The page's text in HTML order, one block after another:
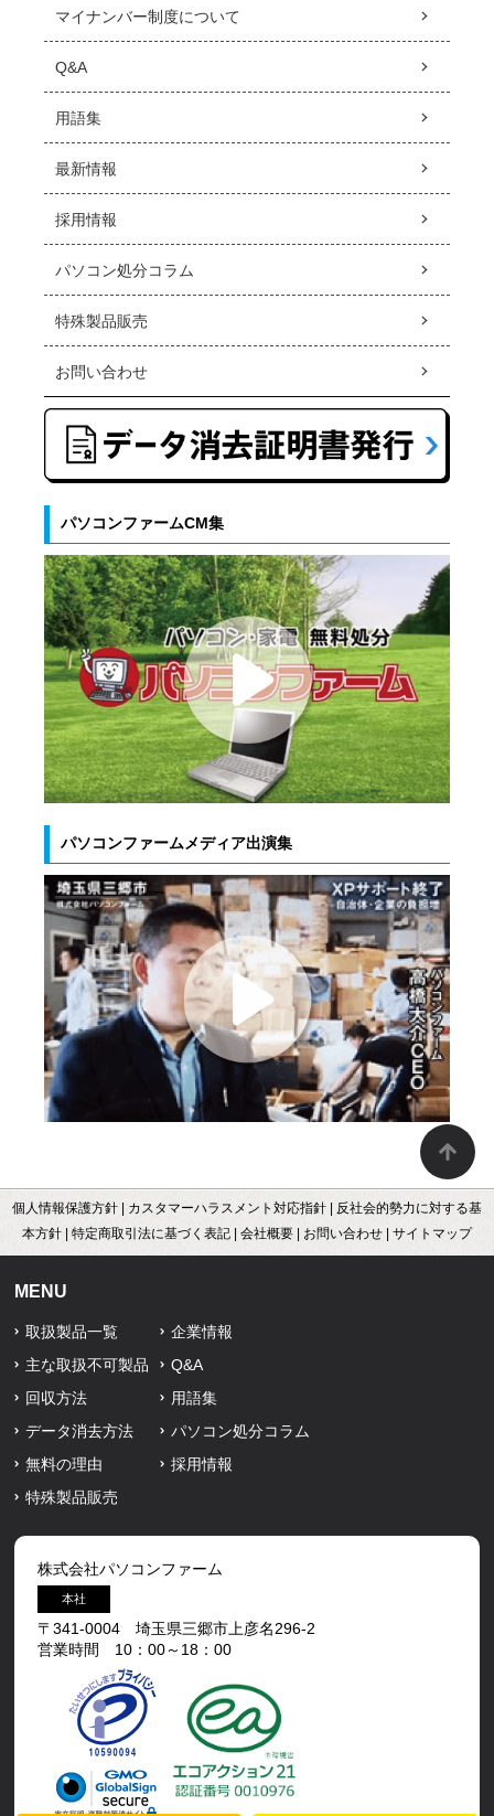
マイナンバー制度について
Q&A
用語集
最新情報
採用情報
パソコン処分コラム
特殊製品販売
お問い合わせ
パソコンファームCM集
パソコンファームメディア出演集
個人情報保護方針 カスタマーハラスメント対応指針
反社会的勢力に対する基
本方針
特定商取引法に基づく表記 会社概要 お問い合わせ サイトマップ
MENU
取扱製品一覧
主な取扱不可製品
回収方法
データ消去方法
無料の理由
特殊製品販売
企業情報
Q&A
用語集
パソコン処分コラム
採用情報
株式会社パソコンファーム
本社
〒341-0004 埼玉県三郷市上彦名296-2
営業時間 10：00～18：00